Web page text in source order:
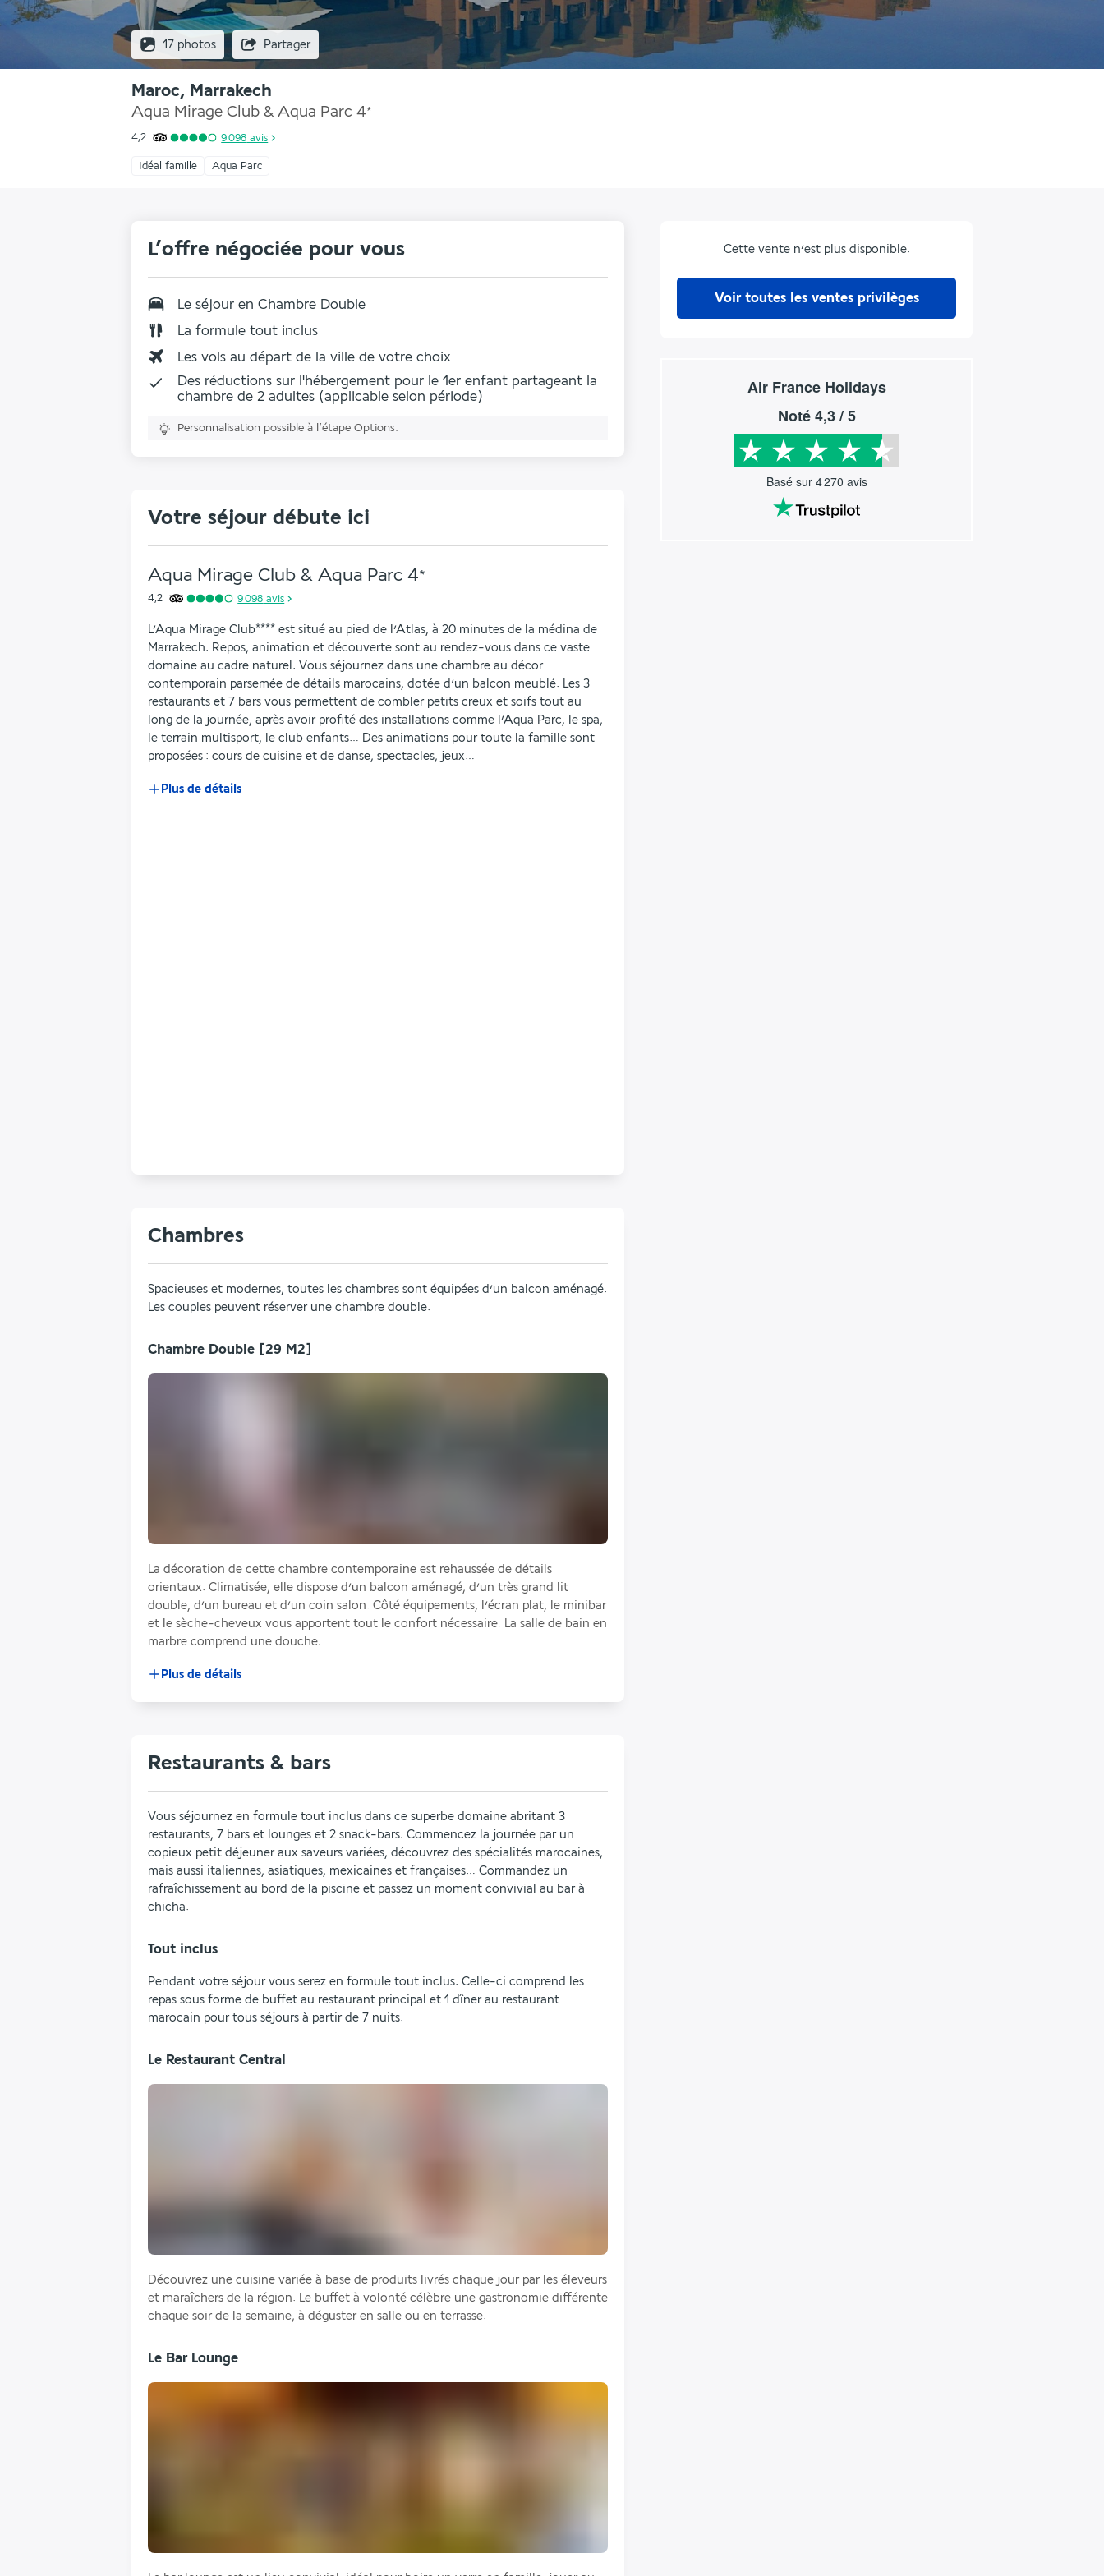
17 photos Partager
Maroc, Marrakech
Aqua Mirage Club & Aqua Parc 4*
4,2 9 098 avis
Idéal famille Aqua Parc
Cette vente n’est plus disponible.
Voir toutes les ventes privilèges
Air France Holidays
Noté4,3/ 5
Basé sur 4 270 avis
L’offre négociée pour vous
Le séjour en Chambre Double
La formule tout inclus
Les vols au départ de la ville de votre choix
Des réductions sur l'hébergement pour le 1er enfant partageant la
chambre de 2 adultes (applicable selon période)
Personnalisation possible à l’étape Options.
Votre séjour débute ici
Aqua Mirage Club & Aqua Parc 4*
4,2 9 098 avis
L’Aqua Mirage Club**** est situé au pied de l’Atlas, à 20 minutes de la médina de
Marrakech. Repos, animation et découverte sont au rendez-vous dans ce vaste
domaine au cadre naturel. Vous séjournez dans une chambre au décor
contemporain parsemée de détails marocains, dotée d’un balcon meublé. Les 3
restaurants et 7 bars vous permettent de combler petits creux et soifs tout au
long de la journée, après avoir profité des installations comme l’Aqua Parc, le spa,
le terrain multisport, le club enfants… Des animations pour toute la famille sont
proposées : cours de cuisine et de danse, spectacles, jeux…
Plus de détails
Chambres
Spacieuses et modernes, toutes les chambres sont équipées d’un balcon aménagé.
Les couples peuvent réserver une chambre double.
Chambre Double [29 M2]
La décoration de cette chambre contemporaine est rehaussée de détails
orientaux. Climatisée, elle dispose d’un balcon aménagé, d’un très grand lit
double, d’un bureau et d’un coin salon. Côté équipements, l’écran plat, le minibar
et le sèche-cheveux vous apportent tout le confort nécessaire. La salle de bain en
marbre comprend une douche.
Plus de détails
Restaurants & bars
Vous séjournez en formule tout inclus dans ce superbe domaine abritant 3
restaurants, 7 bars et lounges et 2 snack-bars. Commencez la journée par un
copieux petit déjeuner aux saveurs variées, découvrez des spécialités marocaines,
mais aussi italiennes, asiatiques, mexicaines et françaises… Commandez un
rafraîchissement au bord de la piscine et passez un moment convivial au bar à
chicha.
Tout inclus
Pendant votre séjour vous serez en formule tout inclus. Celle-ci comprend les
repas sous forme de buffet au restaurant principal et 1 dîner au restaurant
marocain pour tous séjours à partir de 7 nuits.
Le Restaurant Central
Découvrez une cuisine variée à base de produits livrés chaque jour par les éleveurs
et maraîchers de la région. Le buffet à volonté célèbre une gastronomie différente
chaque soir de la semaine, à déguster en salle ou en terrasse.
Le Bar Lounge